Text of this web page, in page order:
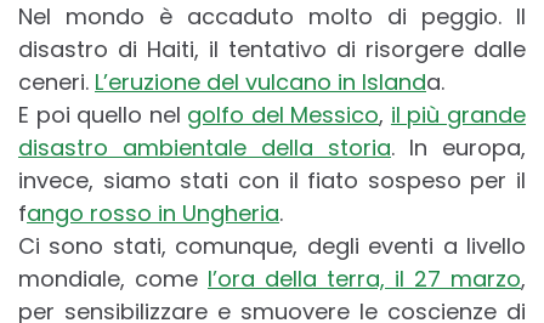
Nel mondo è accaduto molto di peggio. Il
disastro di Haiti, il tentativo di risorgere dalle
ceneri. L’eruzione del vulcano in Islanda.
E poi quello nel golfo del Messico, il più grande
disastro ambientale della storia. In europa,
invece, siamo stati con il fiato sospeso per il
fango rosso in Ungheria.
Ci sono stati, comunque, degli eventi a livello
mondiale, come l’ora della terra, il 27 marzo,
per sensibilizzare e smuovere le coscienze di